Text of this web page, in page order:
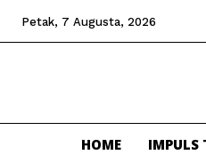
Petak, 7 Augusta, 2026
HOME IMPULS